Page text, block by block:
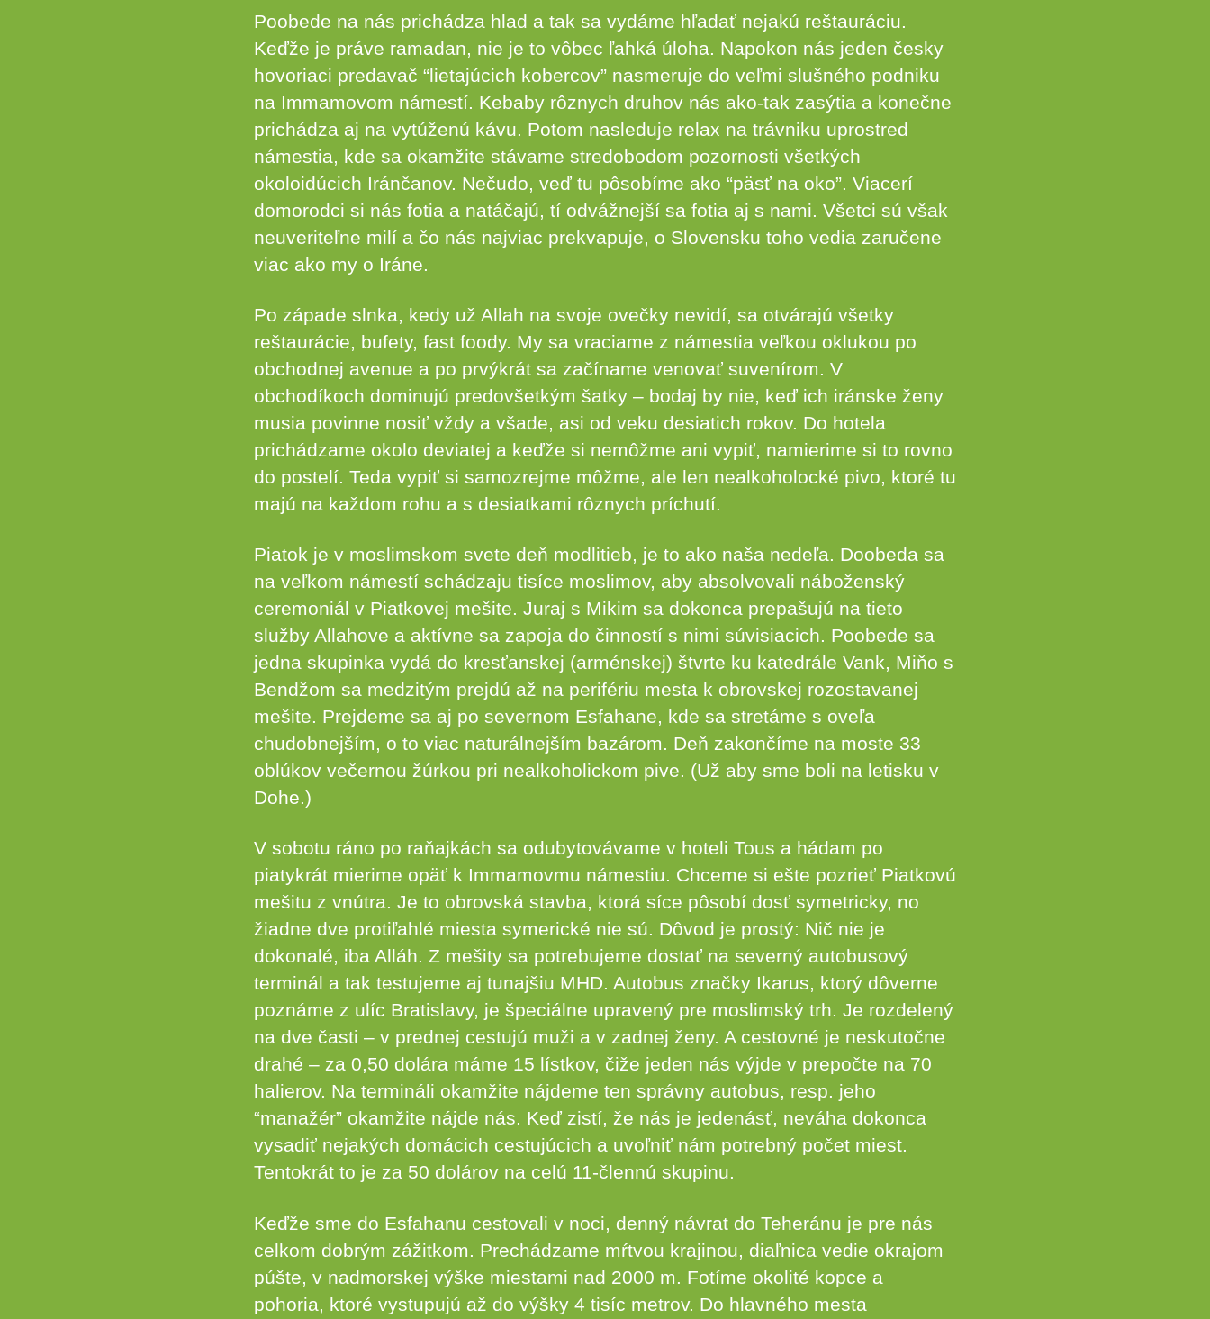
Poobede na nás prichádza hlad a tak sa vydáme hľadať nejakú reštauráciu.
Keďže je práve ramadan, nie je to vôbec ľahká úloha. Napokon nás jeden česky
hovoriaci predavač “lietajúcich kobercov” nasmeruje do veľmi slušného podniku
na Immamovom námestí. Kebaby rôznych druhov nás ako-tak zasýtia a konečne
prichádza aj na vytúženú kávu. Potom nasleduje relax na trávniku uprostred
námestia, kde sa okamžite stávame stredobodom pozornosti všetkých
okoloidúcich Iránčanov. Nečudo, veď tu pôsobíme ako “päsť na oko”. Viacerí
domorodci si nás fotia a natáčajú, tí odvážnejší sa fotia aj s nami. Všetci sú však
neuveriteľne milí a čo nás najviac prekvapuje, o Slovensku toho vedia zaručene
viac ako my o Iráne.
Po západe slnka, kedy už Allah na svoje ovečky nevidí, sa otvárajú všetky
reštaurácie, bufety, fast foody. My sa vraciame z námestia veľkou oklukou po
obchodnej avenue a po prvýkrát sa začíname venovať suvenírom. V
obchodíkoch dominujú predovšetkým šatky – bodaj by nie, keď ich iránske ženy
musia povinne nosiť vždy a všade, asi od veku desiatich rokov. Do hotela
prichádzame okolo deviatej a keďže si nemôžme ani vypiť, namierime si to rovno
do postelí. Teda vypiť si samozrejme môžme, ale len nealkoholocké pivo, ktoré tu
majú na každom rohu a s desiatkami rôznych príchutí.
Piatok je v moslimskom svete deň modlitieb, je to ako naša nedeľa. Doobeda sa
na veľkom námestí schádzaju tisíce moslimov, aby absolvovali náboženský
ceremoniál v Piatkovej mešite. Juraj s Mikim sa dokonca prepašujú na tieto
služby Allahove a aktívne sa zapoja do činností s nimi súvisiacich. Poobede sa
jedna skupinka vydá do kresťanskej (arménskej) štvrte ku katedrále Vank, Miňo s
Bendžom sa medzitým prejdú až na perifériu mesta k obrovskej rozostavanej
mešite. Prejdeme sa aj po severnom Esfahane, kde sa stretáme s oveľa
chudobnejším, o to viac naturálnejším bazárom. Deň zakončíme na moste 33
oblúkov večernou žúrkou pri nealkoholickom pive. (Už aby sme boli na letisku v
Dohe.)
V sobotu ráno po raňajkách sa odubytovávame v hoteli Tous a hádam po
piatykrát mierime opäť k Immamovmu námestiu. Chceme si ešte pozrieť Piatkovú
mešitu z vnútra. Je to obrovská stavba, ktorá síce pôsobí dosť symetricky, no
žiadne dve protiľahlé miesta symerické nie sú. Dôvod je prostý: Nič nie je
dokonalé, iba Alláh. Z mešity sa potrebujeme dostať na severný autobusový
terminál a tak testujeme aj tunajšiu MHD. Autobus značky Ikarus, ktorý dôverne
poznáme z ulíc Bratislavy, je špeciálne upravený pre moslimský trh. Je rozdelený
na dve časti – v prednej cestujú muži a v zadnej ženy. A cestovné je neskutočne
drahé – za 0,50 dolára máme 15 lístkov, čiže jeden nás výjde v prepočte na 70
halierov. Na termináli okamžite nájdeme ten správny autobus, resp. jeho
“manažér” okamžite nájde nás. Keď zistí, že nás je jedenásť, neváha dokonca
vysadiť nejakých domácich cestujúcich a uvoľniť nám potrebný počet miest.
Tentokrát to je za 50 dolárov na celú 11-člennú skupinu.
Keďže sme do Esfahanu cestovali v noci, denný návrat do Teheránu je pre nás
celkom dobrým zážitkom. Prechádzame mŕtvou krajinou, diaľnica vedie okrajom
púšte, v nadmorskej výške miestami nad 2000 m. Fotíme okolité kopce a
pohoria, ktoré vystupujú až do výšky 4 tisíc metrov. Do hlavného mesta